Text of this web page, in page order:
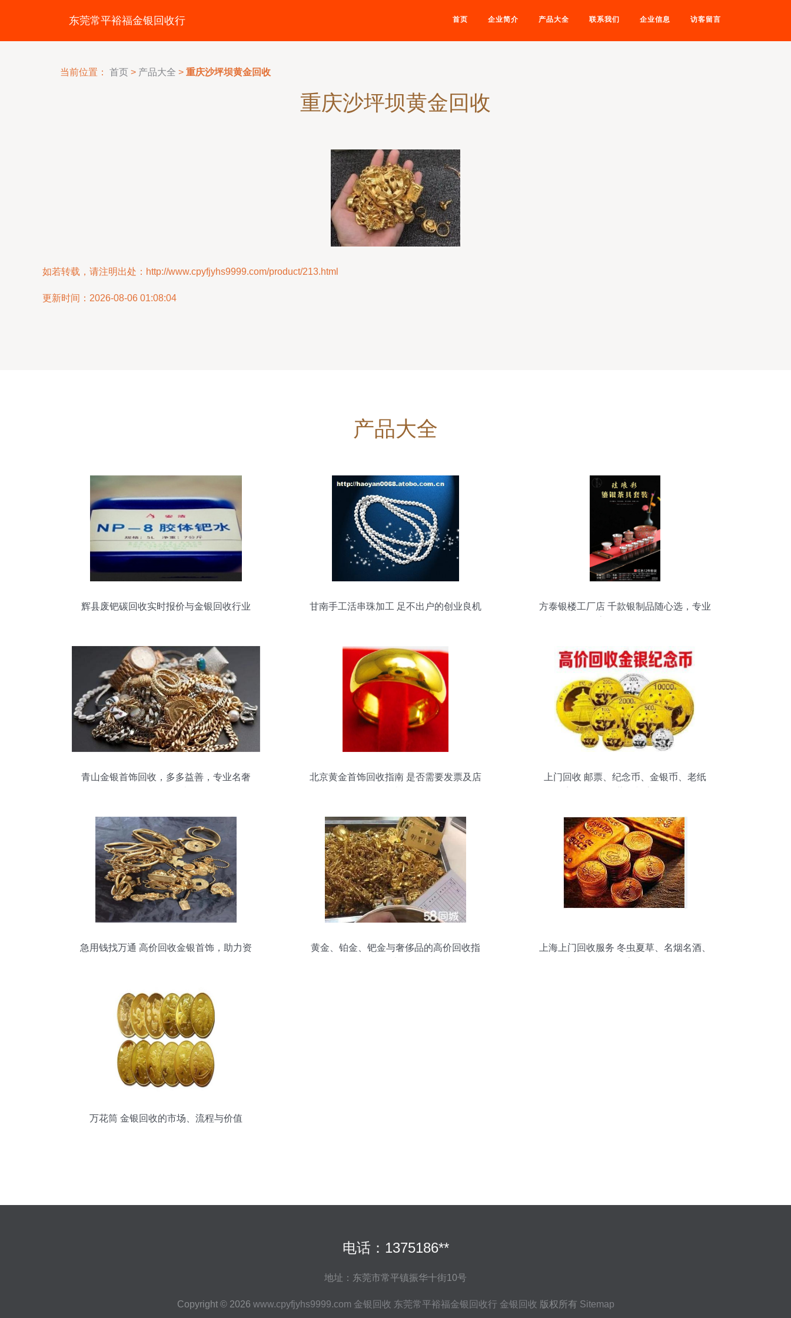
东莞常平裕福金银回收行 首页 企业简介 产品大全 联系我们 企业信息 访客留言
当前位置： 首页 > 产品大全 > 重庆沙坪坝黄金回收
重庆沙坪坝黄金回收
如若转载，请注明出处：http://www.cpyfjyhs9999.com/product/213.html
更新时间：2026-08-06 01:08:04
产品大全
辉县废钯碳回收实时报价与金银回收行业
甘南手工活串珠加工 足不出户的创业良机
方泰银楼工厂店 千款银制品随心选，专业
青山金银首饰回收，多多益善，专业名奢
北京黄金首饰回收指南 是否需要发票及店
上门回收 邮票、纪念币、金银币、老纸
急用钱找万通 高价回收金银首饰，助力资
黄金、铂金、钯金与奢侈品的高价回收指
上海上门回收服务 冬虫夏草、名烟名酒、
万花筒 金银回收的市场、流程与价值
电话：1375186**
地址：东莞市常平镇振华十街10号
Copyright © 2026 www.cpyfjyhs9999.com 金银回收 东莞常平裕福金银回收行 金银回收 版权所有 Sitemap